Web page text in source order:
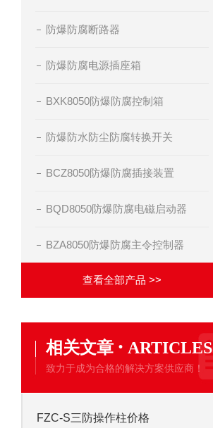
防爆防腐断路器
防爆防腐电源插座箱
BXK8050防爆防腐控制箱
防爆防水防尘防腐转换开关
BCZ8050防爆防腐插接装置
BQD8050防爆防腐电磁启动器
BZA8050防爆防腐主令控制器
查看全部产品 >>
相关文章 · ARTICLES
致力于成为合格的解决方案供应商！
FZC-S三防操作柱价格